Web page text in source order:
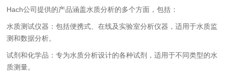
Hach公司提供的产品涵盖水质分析的多个方面，包括：
水质测试仪器：包括便携式、在线及实验室分析仪器，适用于水质监
测和数据分析。
试剂和化学品：专为水质分析设计的各种试剂，适用于不同类型的水
质测量。